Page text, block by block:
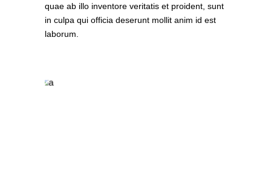
quae ab illo inventore veritatis et proident, sunt
in culpa qui officia deserunt mollit anim id est
laborum.